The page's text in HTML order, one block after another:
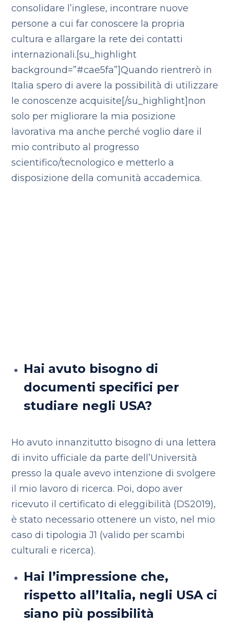
consolidare l’inglese, incontrare nuove
persone a cui far conoscere la propria
cultura e allargare la rete dei contatti
internazionali.[su_highlight
background=”#cae5fa”]Quando rientrerò in
Italia spero di avere la possibilità di utilizzare
le conoscenze acquisite[/su_highlight]non
solo per migliorare la mia posizione
lavorativa ma anche perché voglio dare il
mio contributo al progresso
scientifico/tecnologico e metterlo a
disposizione della comunità accademica.
Hai avuto bisogno di
documenti specifici per
studiare negli USA?
Ho avuto innanzitutto bisogno di una lettera
di invito ufficiale da parte dell’Università
presso la quale avevo intenzione di svolgere
il mio lavoro di ricerca. Poi, dopo aver
ricevuto il certificato di eleggibilità (DS2019),
è stato necessario ottenere un visto, nel mio
caso di tipologia J1 (valido per scambi
culturali e ricerca).
Hai l’impressione che,
rispetto all’Italia, negli USA ci
siano più possibilità